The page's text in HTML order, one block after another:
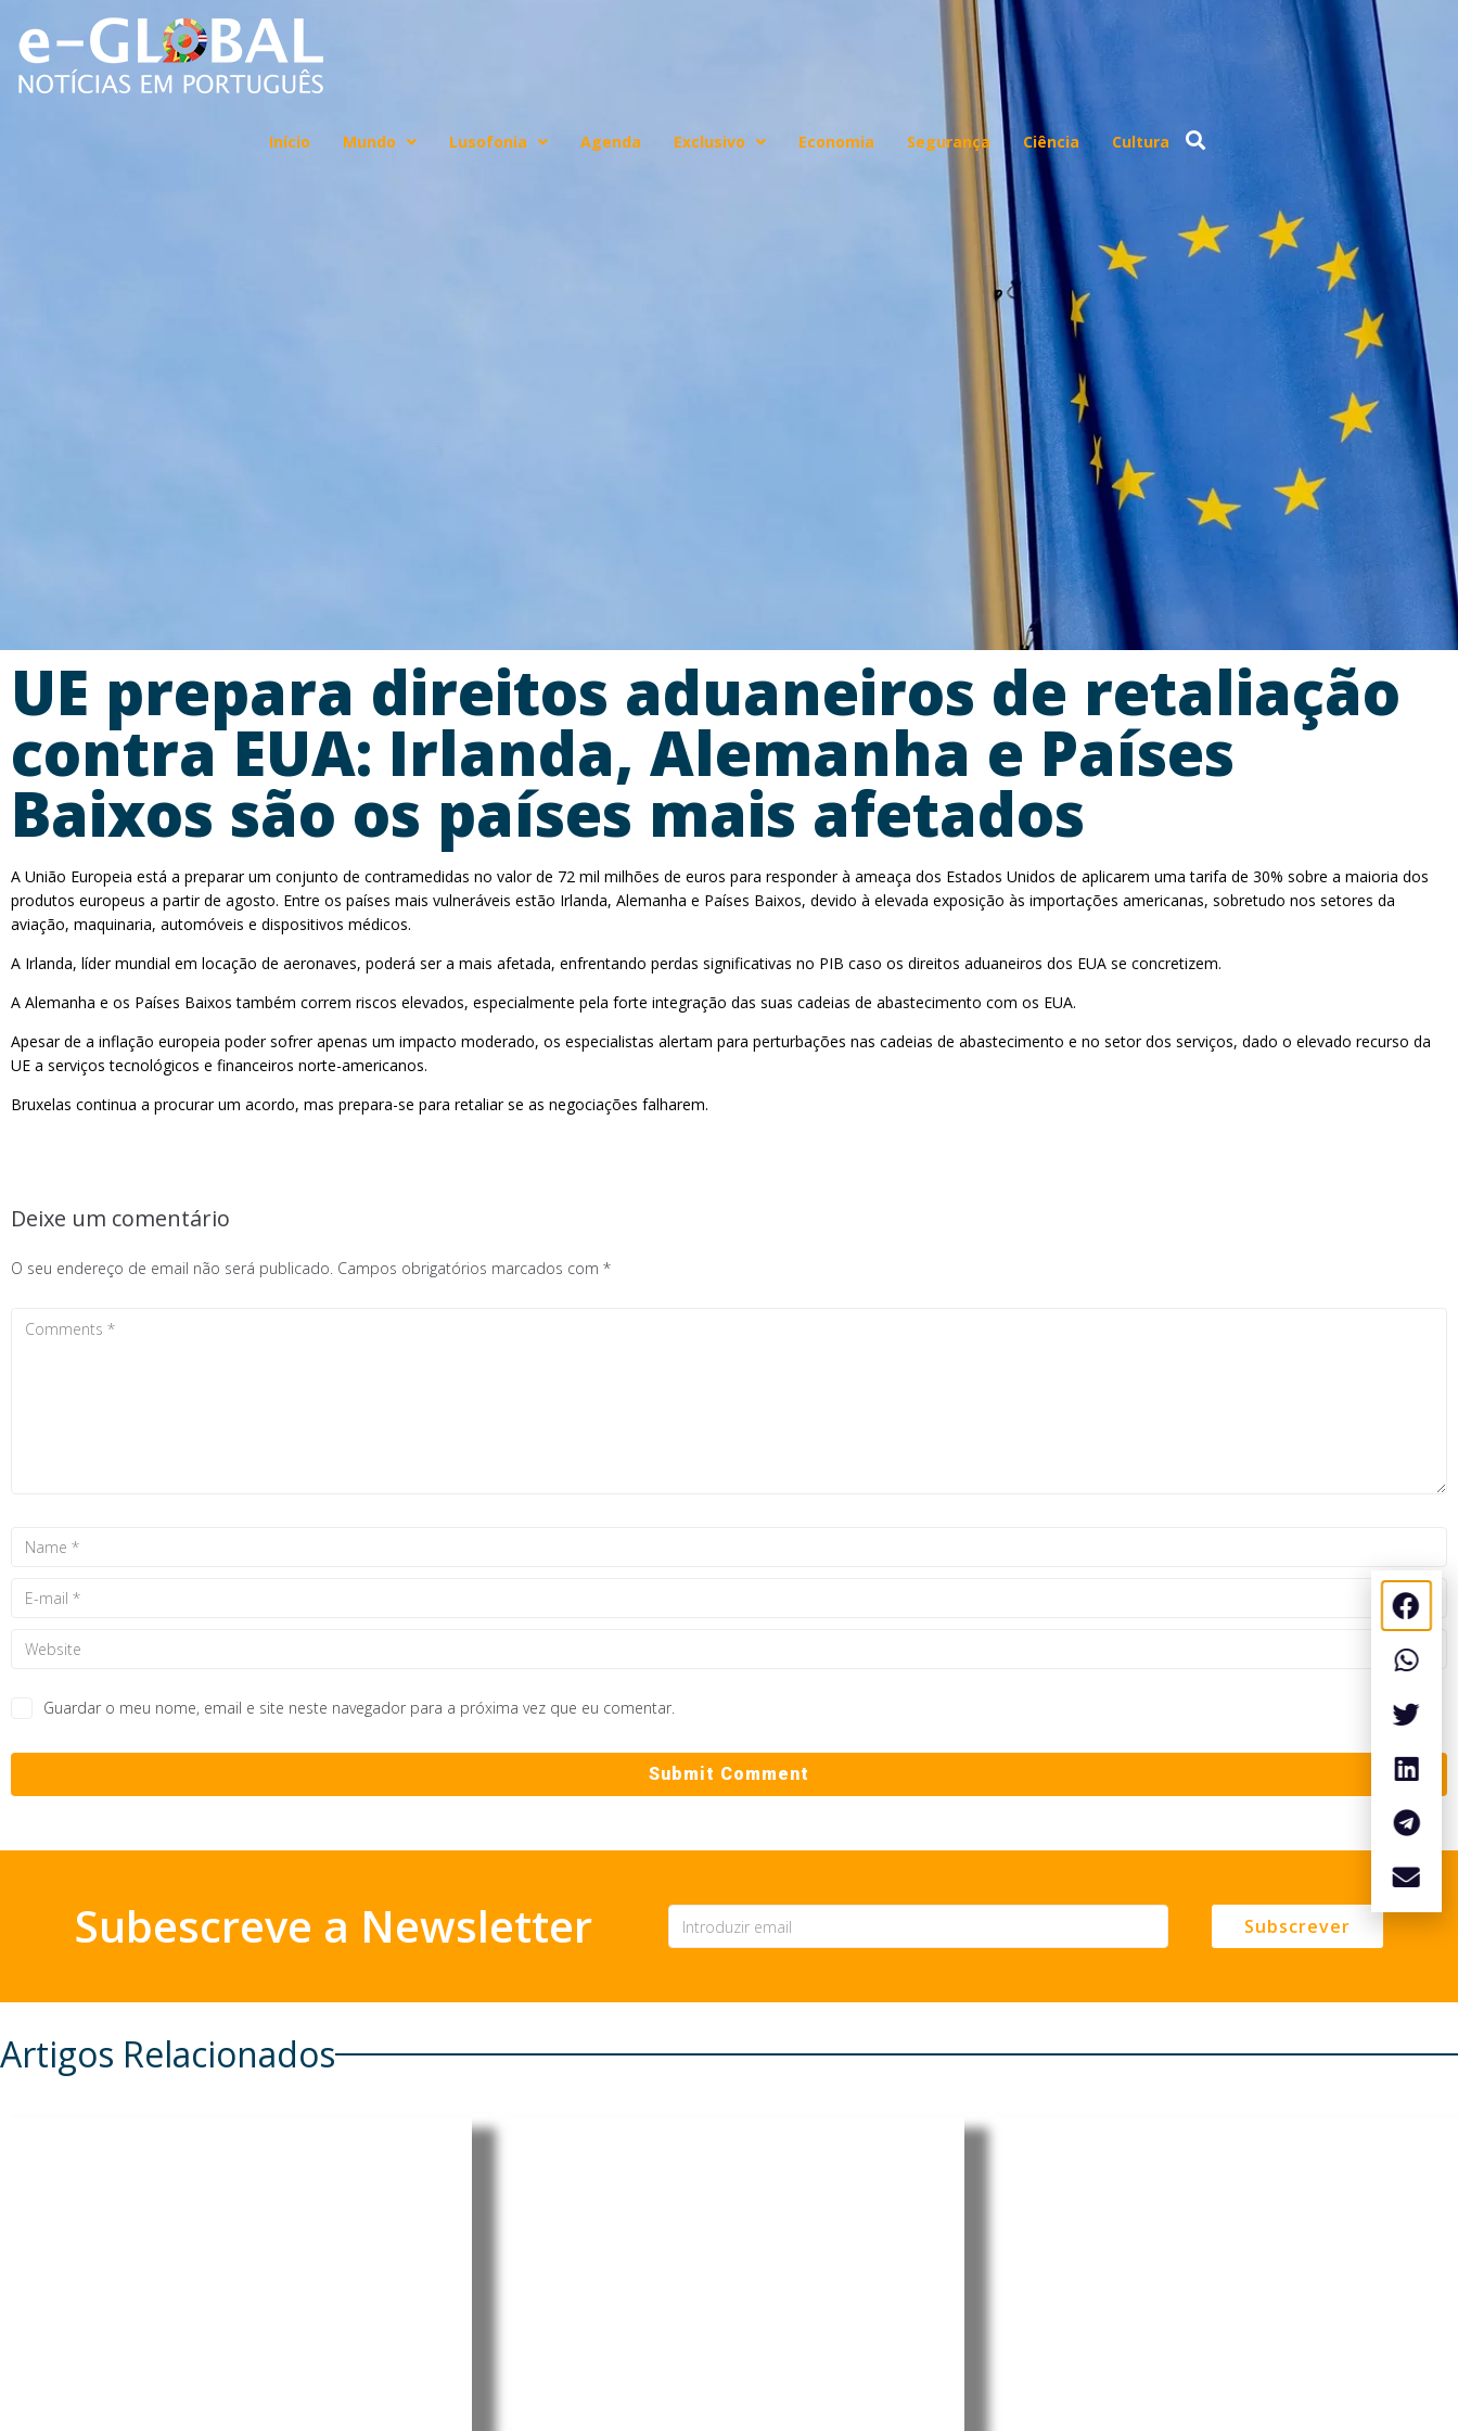
Início Mundo Lusofonia Agenda Exclusivo Economia Segurança Ciência Cultura
UE prepara direitos aduaneiros de retaliação
contra EUA: Irlanda, Alemanha e Países
Baixos são os países mais afetados
A União Europeia está a preparar um conjunto de contramedidas no valor de 72 mil milhões de euros para responder à ameaça dos Estados Unidos de aplicarem uma tarifa de 30% sobre a maioria dos
produtos europeus a partir de agosto. Entre os países mais vulneráveis estão Irlanda, Alemanha e Países Baixos, devido à elevada exposição às importações americanas, sobretudo nos setores da
aviação, maquinaria, automóveis e dispositivos médicos.
A Irlanda, líder mundial em locação de aeronaves, poderá ser a mais afetada, enfrentando perdas significativas no PIB caso os direitos aduaneiros dos EUA se concretizem.
A Alemanha e os Países Baixos também correm riscos elevados, especialmente pela forte integração das suas cadeias de abastecimento com os EUA.
Apesar de a inflação europeia poder sofrer apenas um impacto moderado, os especialistas alertam para perturbações nas cadeias de abastecimento e no setor dos serviços, dado o elevado recurso da
UE a serviços tecnológicos e financeiros norte-americanos.
Bruxelas continua a procurar um acordo, mas prepara-se para retaliar se as negociações falharem.
Deixe um comentário
O seu endereço de email não será publicado. Campos obrigatórios marcados com *
Guardar o meu nome, email e site neste navegador para a próxima vez que eu comentar.
Subescreve a Newsletter Subscrever
Artigos Relacionados